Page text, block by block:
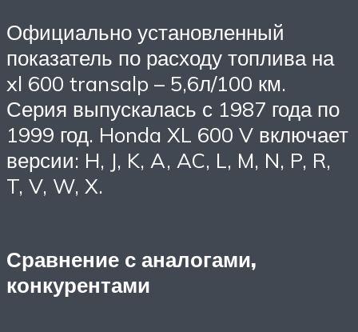
Официально установленный
показатель по расходу топлива на
xl 600 transalp – 5,6л/100 км.
Серия выпускалась с 1987 года по
1999 год. Honda XL 600 V включает
версии: H, J, K, A, AC, L, M, N, P, R,
T, V, W, X.
Сравнение с аналогами,
конкурентами